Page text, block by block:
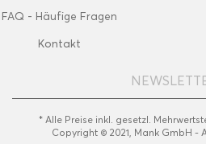
FAQ - Häufige Fragen
Kontakt
* Alle Preise inkl. gesetzl.
Copyright © 2021, Mank GmbH -